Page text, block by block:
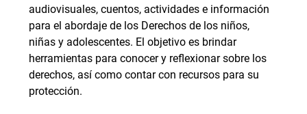
audiovisuales, cuentos, actividades e información
para el abordaje de los Derechos de los niños,
niñas y adolescentes. El objetivo es brindar
herramientas para conocer y reflexionar sobre los
derechos, así como contar con recursos para su
protección.